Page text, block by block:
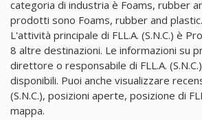
categoria di industria è Foams, rubber
prodotti sono Foams, rubber and plastic.
L'attività principale di FLL.A. (S.N.C.) è
8 altre destinazioni. Le informazioni su
direttore o responsabile di FLL.A.
disponibili. Puoi anche visualizzare
(S.N.C.), posizioni aperte, posizione di
mappa.